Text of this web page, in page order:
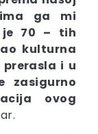
ga mi
je 70 – tih
kulturna
i u
zasigurno
ovog